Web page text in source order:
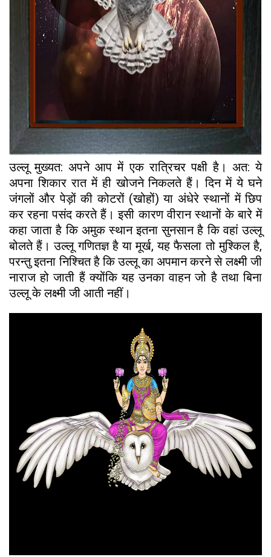
उल्लू मुख्यत: अपने आप में एक रात्रिचर पक्षी है। अत: ये
अपना शिकार रात में ही खोजने निकलते हैं। दिन में ये घने
जंगलों और पेड़ों की कोटरों (खोहों) या अंधेरे स्थानों में छिप
कर रहना पसंद करते हैं। इसी कारण वीरान स्थानों के बारे में
कहा जाता है कि अमुक स्थान इतना सुनसान है कि वहां उल्लू
बोलते हैं। उल्लू गणितज्ञ है या मूर्ख, यह फैसला तो मुश्किल है,
परन्तु इतना निश्चित है कि उल्लू का अपमान करने से लक्ष्मी जी
नाराज हो जाती हैं क्योंकि यह उनका वाहन जो है तथा बिना
उल्लू के लक्ष्मी जी आती नहीं।